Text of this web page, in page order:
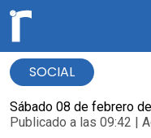
SOCIAL
Sábado 08 de febrero
Publicado a las 09:42 |